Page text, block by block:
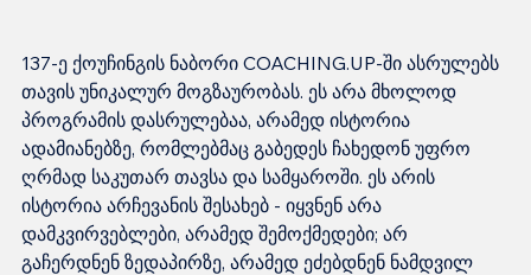
137-ე ქოუჩინგის ნაბორი COACHING.UP-ში ასრულებს
თავის უნიკალურ მოგზაურობას. ეს არა მხოლოდ
პროგრამის დასრულებაა, არამედ ისტორია
ადამიანებზე, რომლებმაც გაბედეს ჩახედონ უფრო
ღრმად საკუთარ თავსა და სამყაროში. ეს არის
ისტორია არჩევანის შესახებ - იყვნენ არა
დამკვირვებლები, არამედ შემოქმედები; არ
გაჩერდნენ ზედაპირზე, არამედ ეძებდნენ ნამდვილ